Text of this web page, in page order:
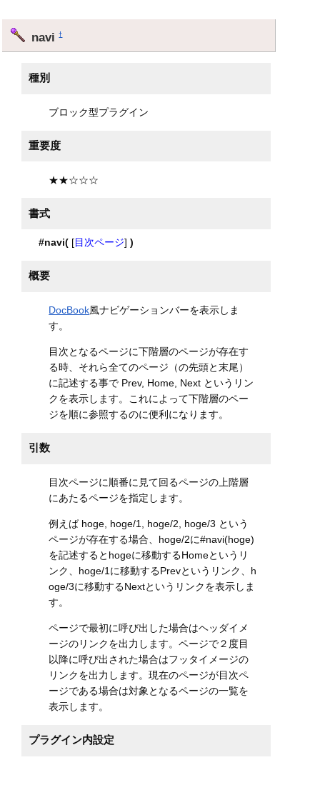
navi†
種別
ブロック型プラグイン
重要度
★★☆☆☆
書式
#navi([目次ページ] )
概要
DocBook風ナビゲーションバーを表示しま
す。
目次となるページに下階層のページが存在す
る時、それら全てのページ（の先頭と末尾）
に記述する事で Prev, Home, Next というリン
クを表示します。これによって下階層のペー
ジを順に参照するのに便利になります。
引数
目次ページに順番に見て回るページの上階層
にあたるページを指定します。
例えば hoge, hoge/1, hoge/2, hoge/3 という
ページが存在する場合、hoge/2に#navi(hoge)
を記述するとhogeに移動するHomeというリ
ンク、hoge/1に移動するPrevというリンク、h
oge/3に移動するNextというリンクを表示しま
す。
ページで最初に呼び出した場合はヘッダイメ
ージのリンクを出力します。ページで２度目
以降に呼び出された場合はフッタイメージの
リンクを出力します。現在のページが目次ペ
ージである場合は対象となるページの一覧を
表示します。
プラグイン内設定